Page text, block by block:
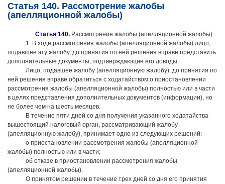
Статья 140. Рассмотрение жалобы
(апелляционной жалобы)
Статья 140. Рассмотрение жалобы (апелляционной жалобы)
1. В ходе рассмотрения жалобы (апелляционной жалобы) лицо,
подавшее эту жалобу, до принятия по ней решения вправе представить
дополнительные документы, подтверждающие его доводы.
Лицо, подавшее жалобу (апелляционную жалобу), до принятия по
ней решения вправе обратиться с ходатайством о приостановлении
рассмотрения жалобы (апелляционной жалобы) полностью или в части
в целях представления дополнительных документов (информации), но
не более чем на шесть месяцев.
В течение пяти дней со дня получения указанного ходатайства
вышестоящий налоговый орган, рассматривающий жалобу
(апелляционную жалобу), принимает одно из следующих решений:
о приостановлении рассмотрения жалобы (апелляционной
жалобы) полностью или в части;
об отказе в приостановлении рассмотрения жалобы
(апелляционной жалобы).
О принятом решении в течение трех дней со дня его принятия